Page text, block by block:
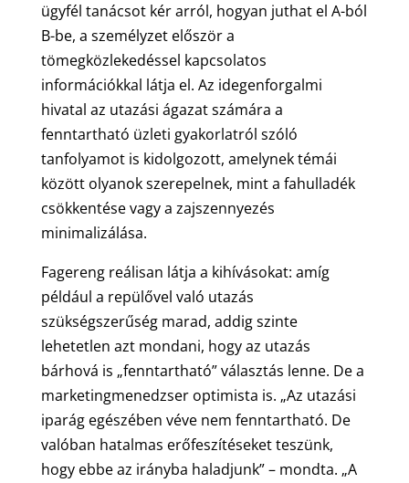
ügyfél tanácsot kér arról, hogyan juthat el A-ból
B-be, a személyzet először a
tömegközlekedéssel kapcsolatos
információkkal látja el. Az idegenforgalmi
hivatal az utazási ágazat számára a
fenntartható üzleti gyakorlatról szóló
tanfolyamot is kidolgozott, amelynek témái
között olyanok szerepelnek, mint a fahulladék
csökkentése vagy a zajszennyezés
minimalizálása.
Fagereng reálisan látja a kihívásokat: amíg
például a repülővel való utazás
szükségszerűség marad, addig szinte
lehetetlen azt mondani, hogy az utazás
bárhová is „fenntartható” választás lenne. De a
marketingmenedzser optimista is. „Az utazási
iparág egészében véve nem fenntartható. De
valóban hatalmas erőfeszítéseket teszünk,
hogy ebbe az irányba haladjunk” – mondta. „A